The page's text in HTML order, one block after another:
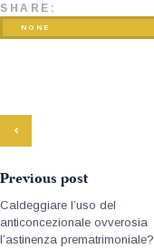
SHARE:
NONE
Previous post
Caldeggiare l’uso del
anticoncezionale ovverosia
l’astinenza prematrimoniale?